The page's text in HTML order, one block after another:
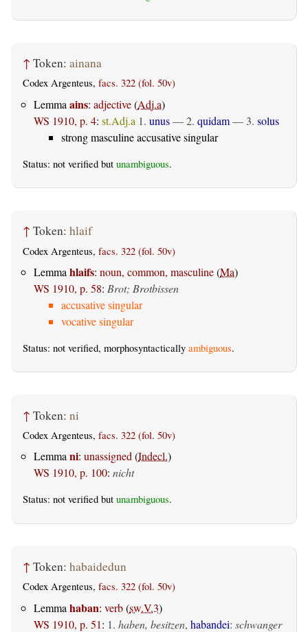
↑ Token: ainana
Codex Argenteus, facs. 322 (fol. 50v)
Lemma ains: adjective(Adj.a)
WS 1910, p. 4: st.Adj.a 1. unus— 2. quidam— 3. solus
strong masculine accusative singular
Status: not verified but unambiguous.
↑ Token: hlaif
Codex Argenteus, facs. 322 (fol. 50v)
Lemma hlaifs: noun, common, masculine(Ma)
WS 1910, p. 58: Brot; Brotbissen
accusative singular
vocative singular
Status: not verified, morphosyntactically ambiguous.
↑ Token: ni
Codex Argenteus, facs. 322 (fol. 50v)
Lemmani: unassigned(Indecl.)
WS 1910, p. 100: nicht
Status: not verified but unambiguous.
↑ Token: habaidedun
Codex Argenteus, facs. 322 (fol. 50v)
Lemma haban: verb(sw.V.3)
WS 1910, p. 51: 1. haben, besitzen, habandei: schwanger